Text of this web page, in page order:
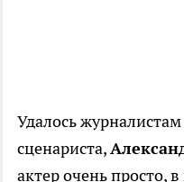
Удалось
сценариста,
актер очень просто,